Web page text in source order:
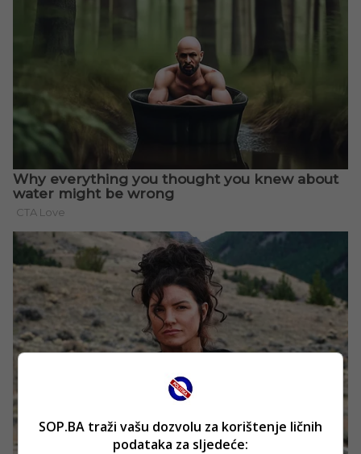
SOP.BA traži vašu dozvolu za korištenje ličnih
podataka za sljedeće: